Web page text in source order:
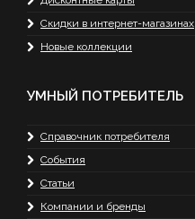
Скидки в интернет-магазинах
Новые коллекции
УМНЫЙ ПОТРЕБИТЕЛЬ
Справочник потребителя
События
Статьи
Компании и бренды